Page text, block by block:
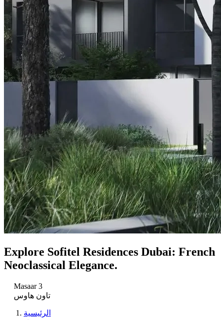
Explore Sofitel Residences Dubai: French
Neoclassical Elegance.
Masaar 3
تاون هاوس
الرئيسية